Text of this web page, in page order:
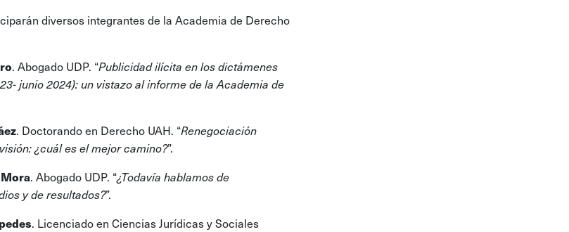
diversos integrantes de la Academia de Derecho
. Abogado UDP. “Publicidad ilícita en los dictámenes
junio 2024): un vistazo al informe de la Academia de
. Doctorando en Derecho UAH. “Renegociación
¿cuál es el mejor camino?”.
. Abogado UDP. “¿Todavía hablamos de
y de resultados?”.
. Licenciado en Ciencias Jurídicas y Sociales